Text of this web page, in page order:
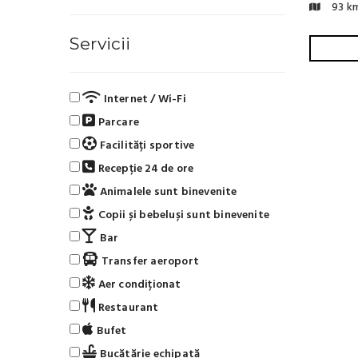
Servicii
Internet / Wi-Fi
Parcare
Facilități sportive
Recepție 24 de ore
Animalele sunt binevenite
Copii și bebeluși sunt binevenite
Bar
Transfer aeroport
Aer condiționat
Restaurant
Bufet
Bucătărie echipată
93